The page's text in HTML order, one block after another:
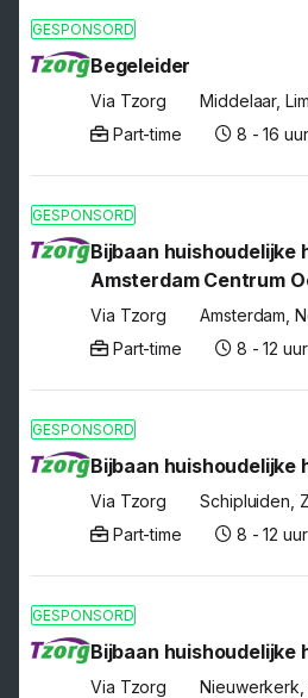
GESPONSORD
Begeleider
Via Tzorg
Middelaar,
Part-time
8 - 16 uur
GESPONSORD
Bijbaan huishoudelijke
Amsterdam Centrum
Via Tzorg
Amsterdam,
Part-time
8 - 12 uur
GESPONSORD
Bijbaan huishoudelijke
Via Tzorg
Schipluiden,
Part-time
8 - 12 uur
GESPONSORD
Bijbaan huishoudelijke
Via Tzorg
Nieuwerkerk,